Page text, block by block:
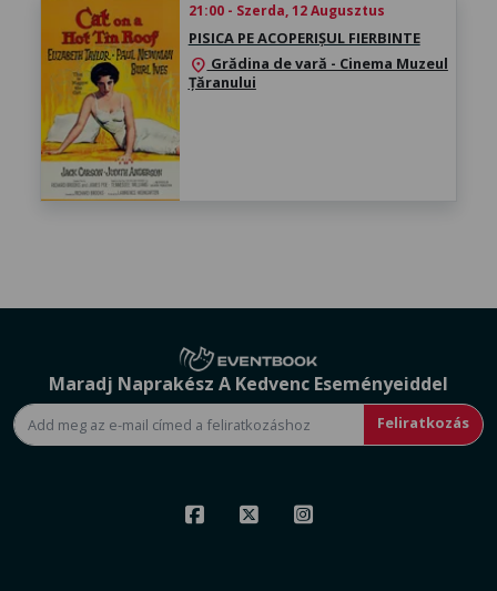
21:00 - Szerda, 12 Augusztus
PISICA PE ACOPERIȘUL FIERBINTE
location_on Grădina de vară - Cinema Muzeul
Țăranului
Maradj Naprakész A Kedvenc Eseményeiddel
Feliratkozás